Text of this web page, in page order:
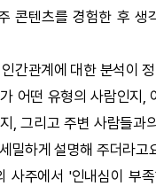
콘텐츠를 경험한 후 생
간관계에 대한 분석이
어떤 유형의 사람인지,
, 그리고 주변 사람들과
밀하게 설명해 주더라고
사주에서 '인내심이 부